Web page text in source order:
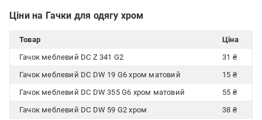
Ціни на Гачки для одягу хром
Товар
Ціна
Гачок меблевий DC Z 341 G2
31 ₴
Гачок меблевий DC DW 19 G6 хром матовий
15 ₴
Гачок меблевий DC DW 355 G6 хром матовий
55 ₴
Гачок меблевий DC DW 59 G2 хром
38 ₴